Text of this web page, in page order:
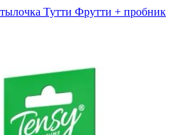
Тутти Фрутти + пробник